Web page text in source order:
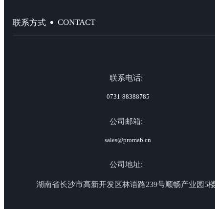
联系方式 CONTACT
联系电话:
0731-88388785
公司邮箱:
sales@promab.cn
公司地址:
湖南省长沙市高新开发区林语路239号顺畅产业园5楼